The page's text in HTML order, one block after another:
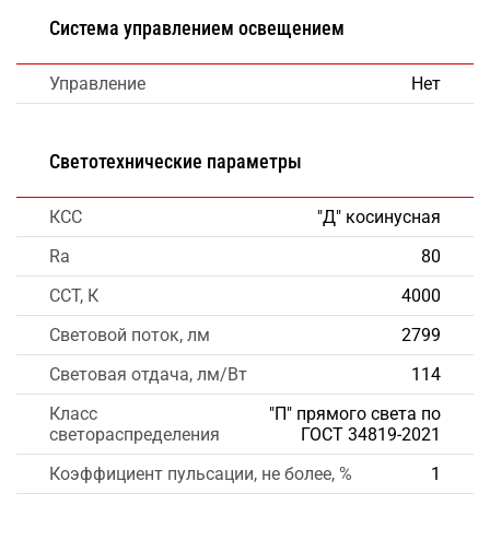
Система управлением освещением
Управление Нет
Светотехнические параметры
КСС
"Д" косинусная
Ra
80
CCT, К
4000
Световой поток, лм
2799
Световая отдача, лм/Вт
114
Класс
светораспределения
"П" прямого света по
ГОСТ 34819-2021
Коэффициент пульсации, не более, %
1